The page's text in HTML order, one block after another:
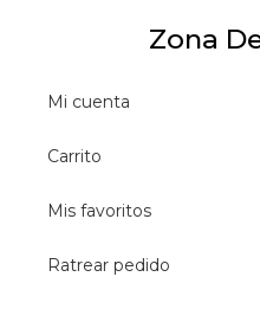
Zona
Mi cuenta
Carrito
Mis favoritos
Ratrear pedido